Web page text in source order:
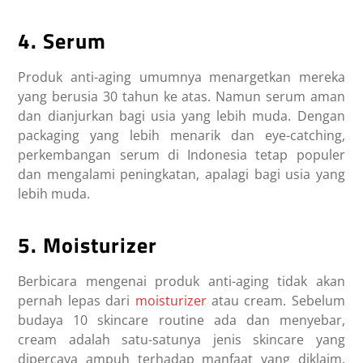
4. Serum
Produk anti-aging umumnya menargetkan mereka
yang berusia 30 tahun ke atas. Namun serum aman
dan dianjurkan bagi usia yang lebih muda. Dengan
packaging yang lebih menarik dan eye-catching,
perkembangan serum di Indonesia tetap populer
dan mengalami peningkatan, apalagi bagi usia yang
lebih muda.
5. Moisturizer
Berbicara mengenai produk anti-aging tidak akan
pernah lepas dari moisturizeratau cream. Sebelum
budaya 10 skincare routine ada dan menyebar,
cream adalah satu-satunya jenis skincare yang
dipercaya ampuh terhadap manfaat yang diklaim.